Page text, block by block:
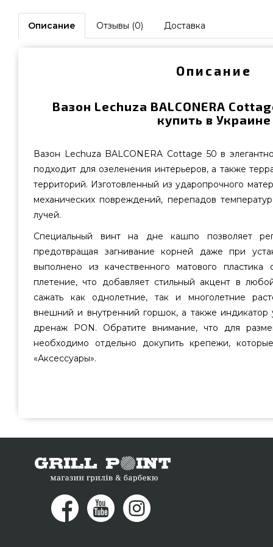
Описание Отзывы (0) Доставка
Описание
Вазон Lechuza BALCONERA
купить в Украине
Вазон Lechuza BALCONERA Cottage 50 в
подходит для озеленения интерьеров, а также
территорий. Изготовленный из ударопрочного
механических повреждений, перепадов
лучей.
Специальный винт на дне кашпо позволяет
предотвращая загнивание корней даже при
выполнено из качественного матового
плетение, что добавляет стильный акцент в
сажать как однолетние, так и многолетние
внешний и внутренний горшок, а также
дренаж PON. Обратите внимание, что для
необходимо отдельно докупить крепежи,
«Аксессуары».
каталоге грилей и аксессуаров grillpoint.com.ua
горшки для цветов в каталоге интернет магазина
приобрести проживающим в регионах: Житомир,